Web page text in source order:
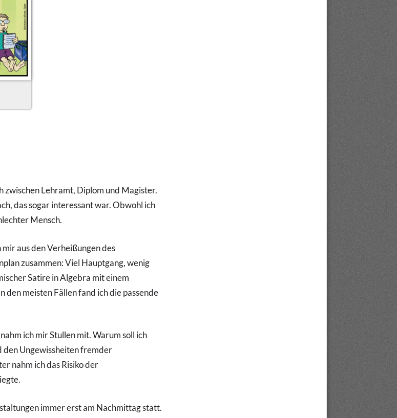
zwischen Lehramt, Diplom und Magister.
das sogar interessant war. Obwohl ich
Mensch.
aus den Verheißungen des
zusammen: Viel Hauptgang, wenig
Satire in Algebra mit einem
den meisten Fällen fand ich die passende
ich mir Stullen mit. Warum soll ich
den Ungewissheiten fremder
nahm ich das Risiko der
immer erst am Nachmittag statt.